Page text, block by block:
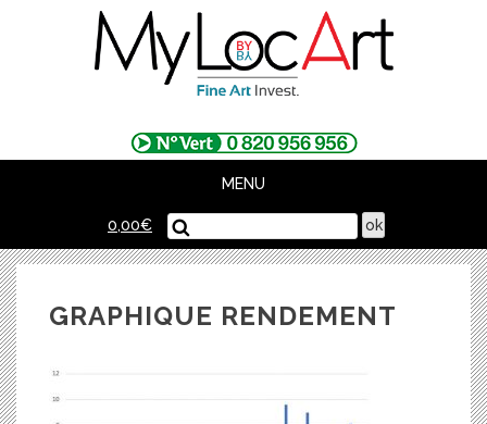
MENU
0,00€
GRAPHIQUE RENDEMENT